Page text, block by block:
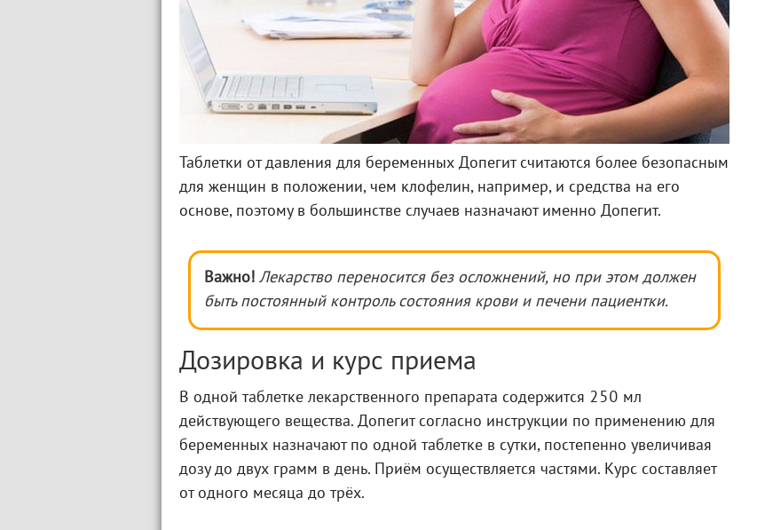
Таблетки от давления для беременных Допегит считаются более безопасным
для женщин в положении, чем клофелин, например, и средства на его
основе, поэтому в большинстве случаев назначают именно Допегит.
Важно! Лекарство переносится без осложнений, но при этом должен
быть постоянный контроль состояния крови и печени пациентки.
Дозировка и курс приема
В одной таблетке лекарственного препарата содержится 250 мл
действующего вещества. Допегит согласно инструкции по применению для
беременных назначают по одной таблетке в сутки, постепенно увеличивая
дозу до двух грамм в день. Приём осуществляется частями. Курс составляет
от одного месяца до трёх.